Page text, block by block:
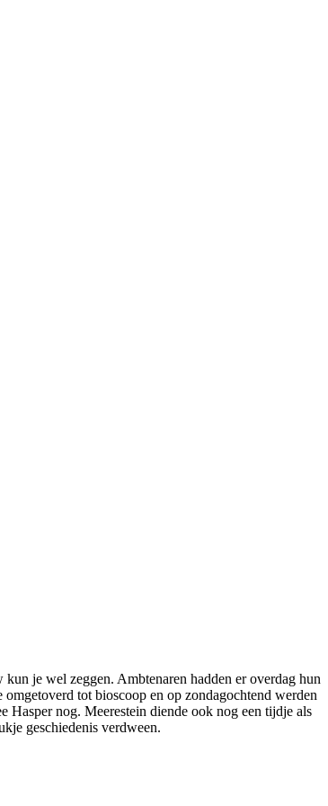
je wel zeggen. Ambtenaren hadden er overdag hun
tot bioscoop en op zondagochtend werden
Hasper nog. Meerestein diende ook nog een tijdje als
geschiedenis verdween.